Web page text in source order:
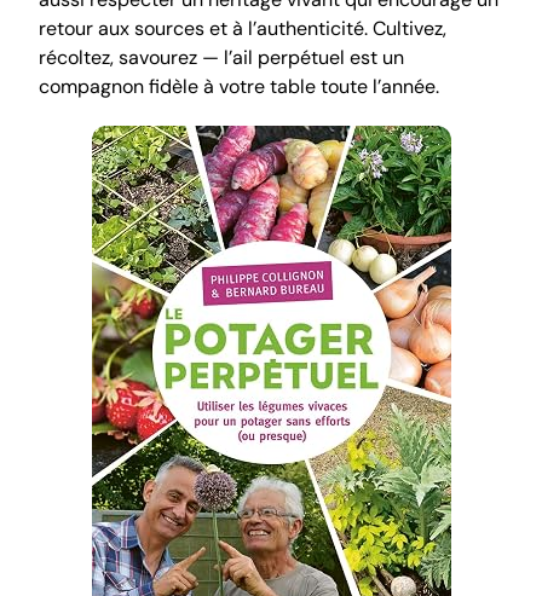
retour aux sources et à l’authenticité. Cultivez,
récoltez, savourez — l’ail perpétuel est un
compagnon fidèle à votre table toute l’année.